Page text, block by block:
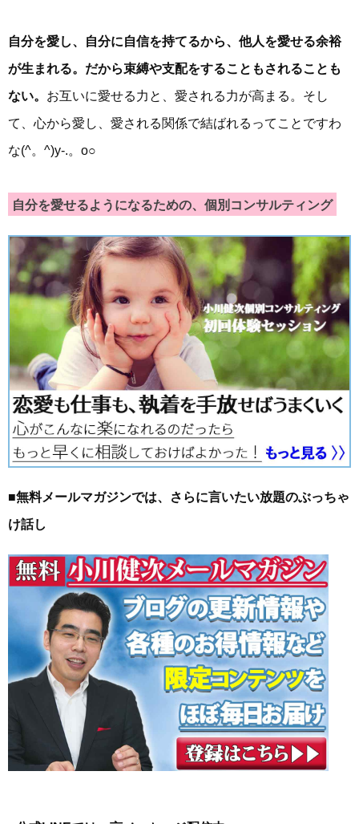
自分を愛し、自分に自信を持てるから、他人を愛せる余裕
が生まれる。だから束縛や支配をすることもされることも
ない。 お互いに愛せる力と、愛される力が高まる。そし
て、心から愛し、愛される関係で結ばれるってことですわ
な(^。^)y-.。o○
自分を愛せるようになるための、個別コンサルティング
■無料メールマガジンでは、さらに言いたい放題のぶっちゃ
け話し